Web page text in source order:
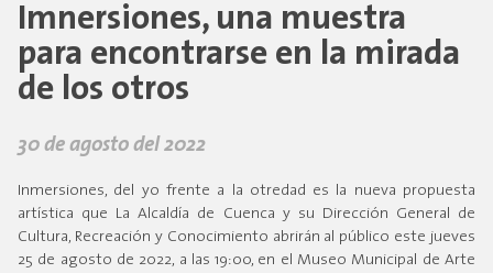
Imnersiones, una muestra
para encontrarse en la mirada
de los otros
30 de agosto del 2022
Inmersiones, del yo frente a la otredad es la nueva propuesta
artística que La Alcaldía de Cuenca y su Dirección General de
Cultura, Recreación y Conocimiento abrirán al público este jueves
25 de agosto de 2022, a las 19:00, en el Museo Municipal de Arte